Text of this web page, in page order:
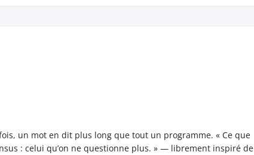
un mot en dit plus long que tout un programme. « Ce que
: celui qu’on ne questionne plus. » — librement inspiré de